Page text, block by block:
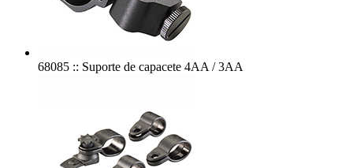
68085 :: Suporte de capacete 4AA / 3AA